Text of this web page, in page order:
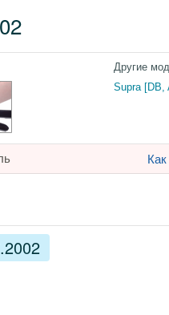
Другие
Supra [DB,